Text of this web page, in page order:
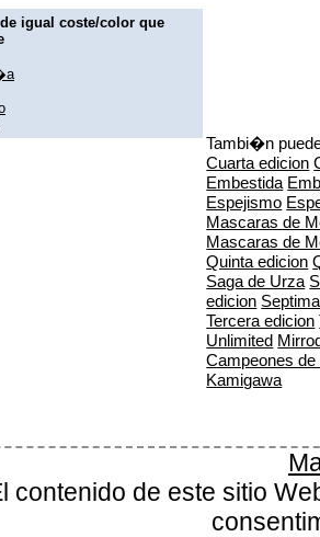
igual coste/color que
Tambi�n
Cuarta edicion
Embestida
Espejismo
Mascaras de
Mascaras de
Quinta edicion
Saga de Urza
edicion
Tercera edicion
Unlimited
Campeones
Kamigawa
contenido de este sitio